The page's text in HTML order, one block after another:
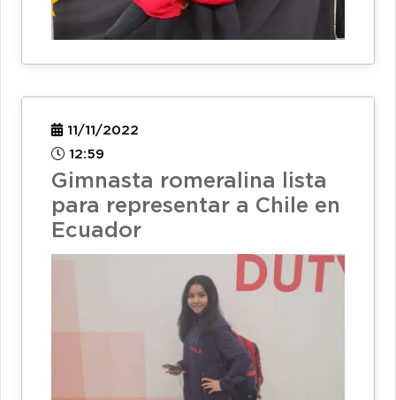
11/11/2022
12:59
Gimnasta romeralina lista
para representar a Chile en
Ecuador